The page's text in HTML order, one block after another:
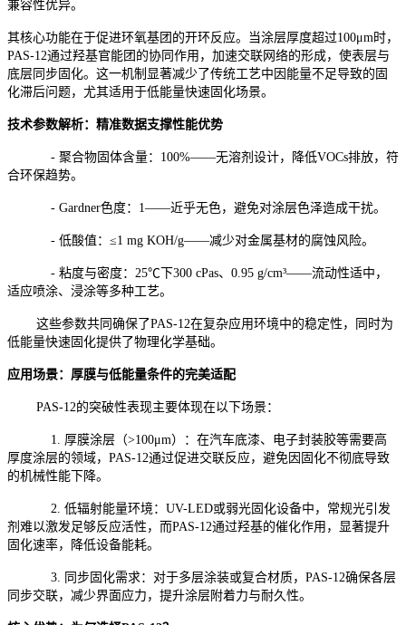
兼容性优异。
其核心功能在于促进环氧基团的开环反应。当涂层厚度超过100μm时，
PAS-12通过羟基官能团的协同作用，加速交联网络的形成，使表层与
底层同步固化。这一机制显著减少了传统工艺中因能量不足导致的固
化滞后问题，尤其适用于低能量快速固化场景。
技术参数解析：精准数据支撑性能优势
- 聚合物固体含量：100%——无溶剂设计，降低VOCs排放，符
合环保趋势。
- Gardner色度：1——近乎无色，避免对涂层色泽造成干扰。
- 低酸值：≤1 mg KOH/g——减少对金属基材的腐蚀风险。
- 粘度与密度：25℃下300 cPas、0.95 g/cm³——流动性适中，
适应喷涂、浸涂等多种工艺。
这些参数共同确保了PAS-12在复杂应用环境中的稳定性，同时为
低能量快速固化提供了物理化学基础。
应用场景：厚膜与低能量条件的完美适配
PAS-12的突破性表现主要体现在以下场景：
1. 厚膜涂层（>100μm）：在汽车底漆、电子封装胶等需要高
厚度涂层的领域，PAS-12通过促进交联反应，避免因固化不彻底导致
的机械性能下降。
2. 低辐射能量环境：UV-LED或弱光固化设备中，常规光引发
剂难以激发足够反应活性，而PAS-12通过羟基的催化作用，显著提升
固化速率，降低设备能耗。
3. 同步固化需求：对于多层涂装或复合材质，PAS-12确保各层
同步交联，减少界面应力，提升涂层附着力与耐久性。